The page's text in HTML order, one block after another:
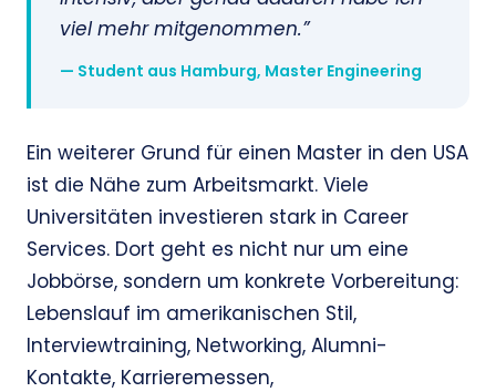
viel mehr mitgenommen.”
— Student aus Hamburg, Master Engineering
Ein weiterer Grund für einen Master in den USA
ist die Nähe zum Arbeitsmarkt. Viele
Universitäten investieren stark in Career
Services. Dort geht es nicht nur um eine
Jobbörse, sondern um konkrete Vorbereitung:
Lebenslauf im amerikanischen Stil,
Interviewtraining, Networking, Alumni-
Kontakte, Karrieremessen,